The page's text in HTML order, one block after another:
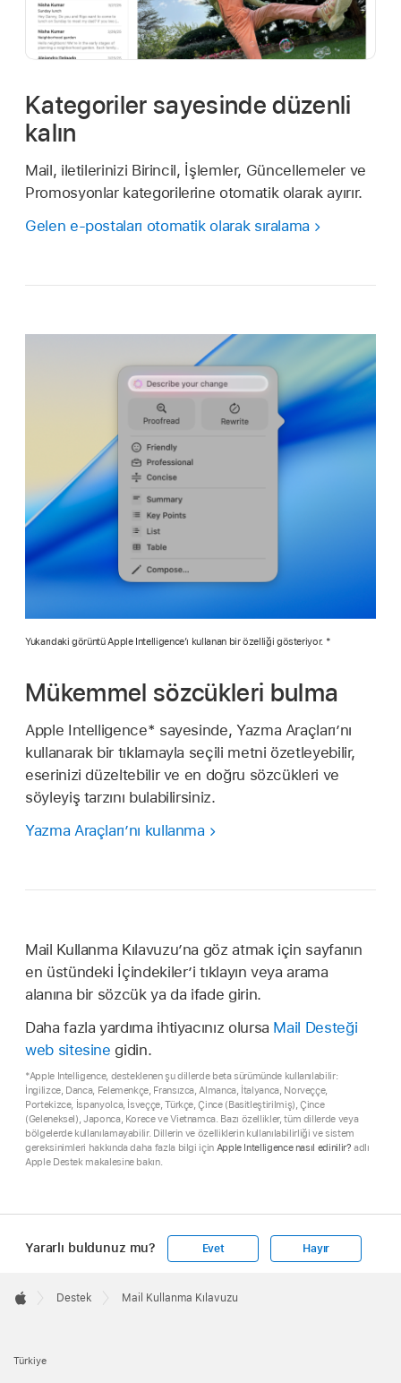
Kategoriler sayesinde düzenli
kalın
Mail, iletilerinizi Birincil, İşlemler, Güncellemeler ve
Promosyonlar kategorilerine otomatik olarak ayırır.
Gelen e-postaları otomatik olarak sıralama
Yukarıdaki görüntü Apple Intelligence’ı kullanan bir özelliği gösteriyor. *
Mükemmel sözcükleri bulma
Apple Intelligence* sayesinde, Yazma Araçları’nı
kullanarak bir tıklamayla seçili metni özetleyebilir,
eserinizi düzeltebilir ve en doğru sözcükleri ve
söyleyiş tarzını bulabilirsiniz.
Yazma Araçları’nı kullanma
Mail Kullanma Kılavuzu’na göz atmak için sayfanın
en üstündeki İçindekiler’i tıklayın veya arama
alanına bir sözcük ya da ifade girin.
Daha fazla yardıma ihtiyacınız olursa Mail Desteği
web sitesine gidin.
*Apple Intelligence, desteklenen şu dillerde beta sürümünde kullanılabilir:
İngilizce, Danca, Felemenkçe, Fransızca, Almanca, İtalyanca, Norveççe,
Portekizce, İspanyolca, İsveççe, Türkçe, Çince (Basitleştirilmiş), Çince
(Geleneksel), Japonca, Korece ve Vietnamca. Bazı özellikler, tüm dillerde veya
bölgelerde kullanılamayabilir. Dillerin ve özelliklerin kullanılabilirliği ve sistem
gereksinimleri hakkında daha fazla bilgi için Apple Intelligence nasıl edinilir? adlı
Apple Destek makalesine bakın.
Yararlı buldunuz mu? Evet Hayır
Footer

Destek Mail Kullanma Kılavuzu
Türkiye